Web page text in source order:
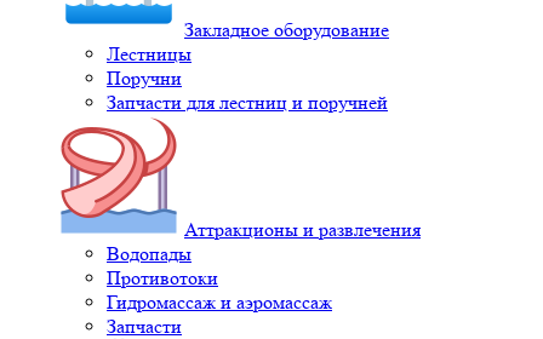
Закладное оборудование
Лестницы
Поручни
Запчасти для лестниц и поручней
Аттракционы и развлечения
Водопады
Противотоки
Гидромассаж и аэромассаж
Запчасти